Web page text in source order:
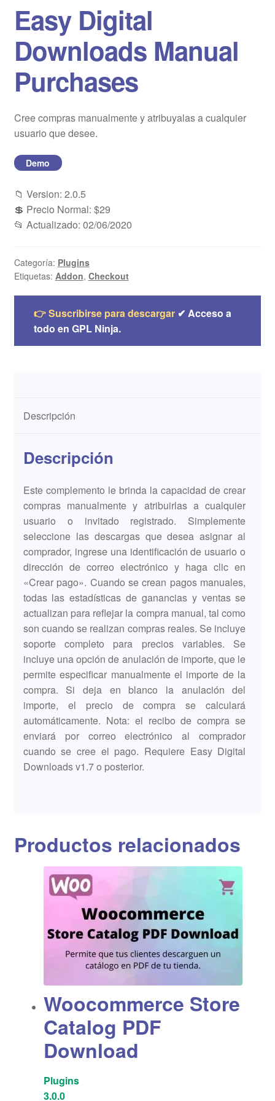
Blog
Mi cuenta
Easy Digital
Downloads Manual
Purchases
Cree compras manualmente y atribuyalas a cualquier
usuario que desee.
Demo
📁 Version: 2.0.5
💲 Precio Normal: $29
📂 Actualizado: 02/06/2020
Categoría: Plugins
Etiquetas: Addon, Checkout
👉 Suscribirse para descargar✔ Acceso a
todo en GPL Ninja.
Descripción
Descripción
Este complemento le brinda la capacidad de crear
compras manualmente y atribuirlas a cualquier
usuario o invitado registrado. Simplemente
seleccione las descargas que desea asignar al
comprador, ingrese una identificación de usuario o
dirección de correo electrónico y haga clic en
«Crear pago». Cuando se crean pagos manuales,
todas las estadísticas de ganancias y ventas se
actualizan para reflejar la compra manual, tal como
son cuando se realizan compras reales. Se incluye
soporte completo para precios variables. Se
incluye una opción de anulación de importe, que le
permite especificar manualmente el importe de la
compra. Si deja en blanco la anulación del
importe, el precio de compra se calculará
automáticamente. Nota: el recibo de compra se
enviará por correo electrónico al comprador
cuando se cree el pago. Requiere Easy Digital
Downloads v1.7 o posterior.
Productos relacionados
Woocommerce Store
Catalog PDF
Download
Plugins
3.0.0